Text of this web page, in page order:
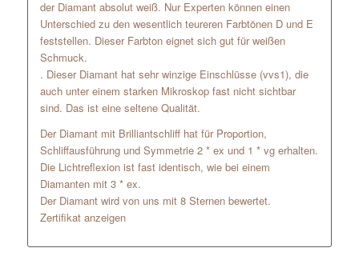
der Diamant absolut weiß. Nur Experten können einen
Unterschied zu den wesentlich teureren Farbtönen D und E
feststellen. Dieser Farbton eignet sich gut für weißen
Schmuck.
. Dieser Diamant hat sehr winzige Einschlüsse (vvs1), die
auch unter einem starken Mikroskop fast nicht sichtbar
sind. Das ist eine seltene Qualität.
Der Diamant mit Brilliantschliff hat für Proportion,
Schliffausführung und Symmetrie 2 * ex und 1 * vg erhalten.
Die Lichtreflexion ist fast identisch, wie bei einem
Diamanten mit 3 * ex.
Der Diamant wird von uns mit 8 Sternen bewertet.
Zertifikat anzeigen